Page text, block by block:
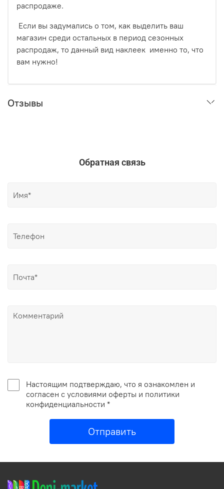
распродаже.
Если вы задумались о том, как выделить ваш
магазин среди остальных в период сезонных
распродаж, то данный вид наклеек именно то, что
вам нужно!
Отзывы
Обратная связь
Настоящим подтверждаю, что я ознакомлен и
согласен с условиями оферты и политики
конфиденциальности *
Отправить